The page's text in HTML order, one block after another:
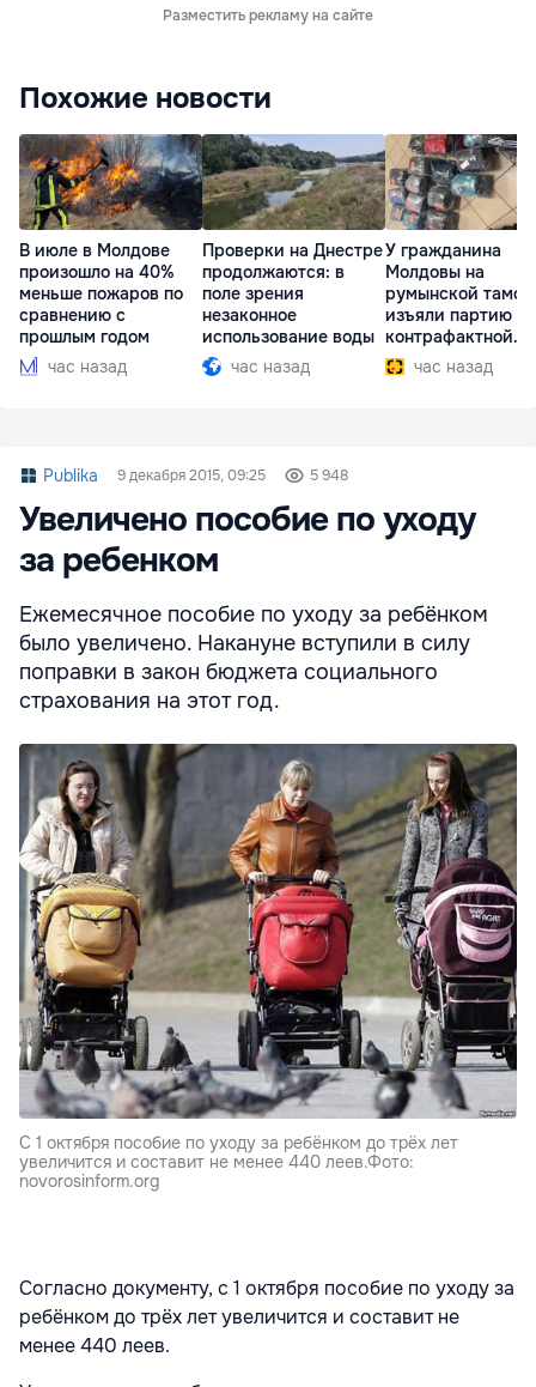
Разместить рекламу на сайте
Похожие новости
В июле в Молдове
произошло на 40%
меньше пожаров по
сравнению с
прошлым годом
час назад
Проверки на Днестре
продолжаются: в
поле зрения
незаконное
использование воды
час назад
У гражданина
Молдовы на
румынской
изъяли партию
контрафактной
одежды
час назад
Publika 9 декабря 2015, 09:25 5 948
Увеличено пособие по уходу
за ребенком
Ежемесячное пособие по уходу за ребёнком
было увеличено. Накануне вступили в силу
поправки в закон бюджета социального
страхования на этот год.
С 1 октября пособие по уходу за ребёнком до трёх лет
увеличится и составит не менее 440 леев.Фото:
novorosinform.org
Согласно документу, с 1 октября пособие по уходу за
ребёнком до трёх лет увеличится и составит не
менее 440 леев.